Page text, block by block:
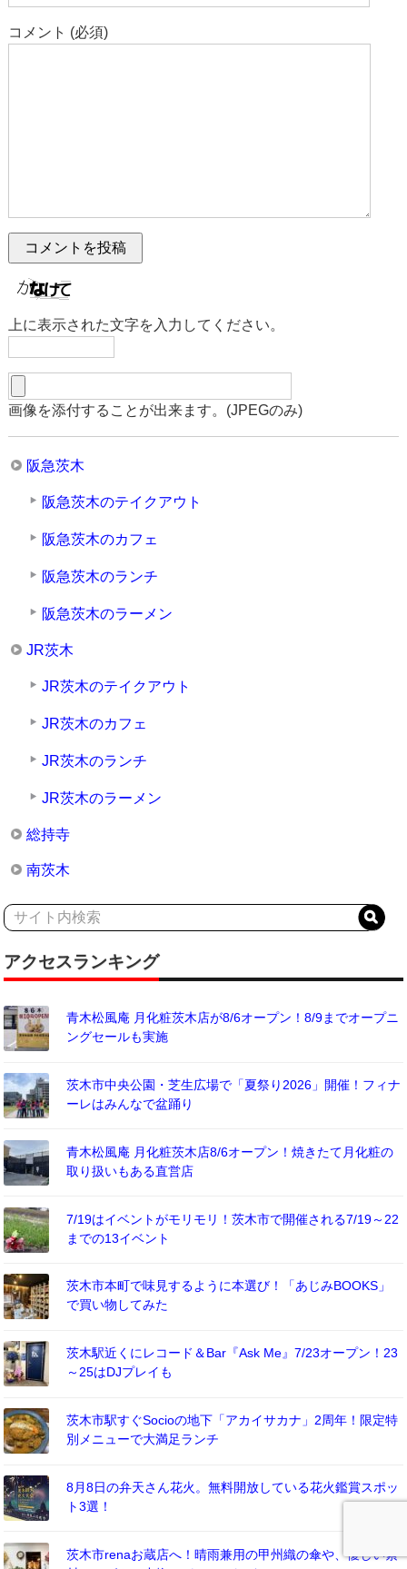
コメント (必須)
上に表示された文字を入力してください。
画像を添付することが出来ます。(JPEGのみ)
阪急茨木
阪急茨木のテイクアウト
阪急茨木のカフェ
阪急茨木のランチ
阪急茨木のラーメン
JR茨木
JR茨木のテイクアウト
JR茨木のカフェ
JR茨木のランチ
JR茨木のラーメン
総持寺
南茨木
アクセスランキング
青木松風庵 月化粧茨木店が8/6オープン！8/9までオープニ
ングセールも実施
茨木市中央公園・芝生広場で「夏祭り2026」開催！フィナ
ーレはみんなで盆踊り
青木松風庵 月化粧茨木店8/6オープン！焼きたて月化粧の
取り扱いもある直営店
7/19はイベントがモリモリ！茨木市で開催される7/19～22
までの13イベント
茨木市本町で味見するように本選び！「あじみBOOKS」
で買い物してみた
茨木駅近くにレコード＆Bar『Ask Me』7/23オープン！23
～25はDJプレイも
茨木市駅すぐSocioの地下「アカイサカナ」2周年！限定特
別メニューで大満足ランチ
8月8日の弁天さん花火。無料開放している花火鑑賞スポッ
ト3選！
茨木市renaお蔵店へ！晴雨兼用の甲州織の傘や、優しい素